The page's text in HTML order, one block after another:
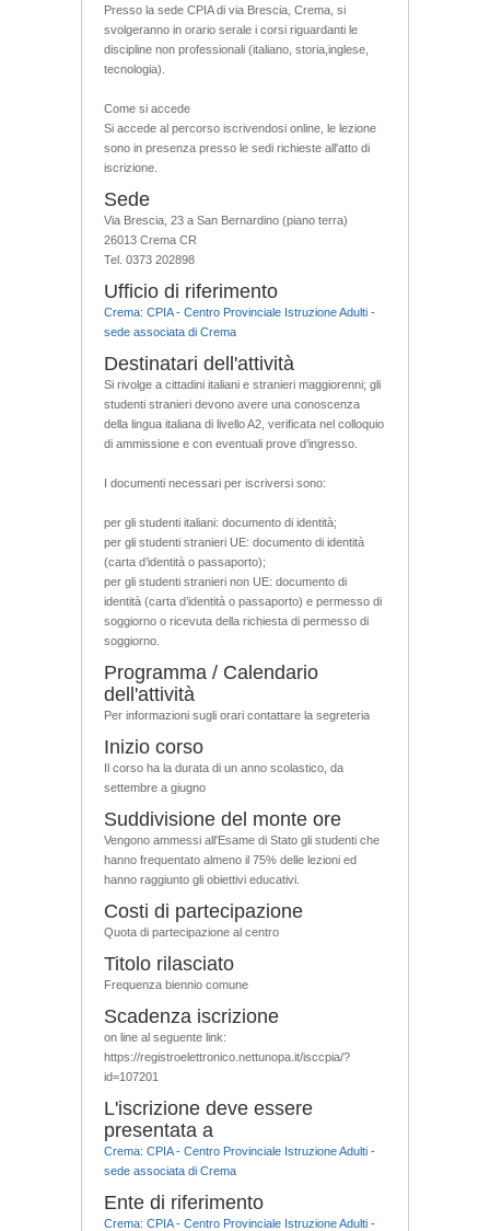
Presso la sede CPIA di via Brescia, Crema, si
svolgeranno in orario serale i corsi riguardanti le
discipline non professionali (italiano, storia,inglese,
tecnologia).
Come si accede
Si accede al percorso iscrivendosi online, le lezione
sono in presenza presso le sedi richieste all'atto di
iscrizione.
Sede
Via Brescia, 23 a San Bernardino (piano terra)
26013 Crema CR
Tel. 0373 202898
Ufficio di riferimento
Crema: CPIA - Centro Provinciale Istruzione Adulti -
sede associata di Crema
Destinatari dell'attività
Si rivolge a cittadini italiani e stranieri maggiorenni; gli
studenti stranieri devono avere una conoscenza
della lingua italiana di livello A2, verificata nel colloquio
di ammissione e con eventuali prove d’ingresso.
I documenti necessari per iscriversi sono:
per gli studenti italiani: documento di identità;
per gli studenti stranieri UE: documento di identità
(carta d’identità o passaporto);
per gli studenti stranieri non UE: documento di
identità (carta d’identità o passaporto) e permesso di
soggiorno o ricevuta della richiesta di permesso di
soggiorno.
Programma / Calendario
dell'attività
Per informazioni sugli orari contattare la segreteria
Inizio corso
Il corso ha la durata di un anno scolastico, da
settembre a giugno
Suddivisione del monte ore
Vengono ammessi all'Esame di Stato gli studenti che
hanno frequentato almeno il 75% delle lezioni ed
hanno raggiunto gli obiettivi educativi.
Costi di partecipazione
Quota di partecipazione al centro
Titolo rilasciato
Frequenza biennio comune
Scadenza iscrizione
on line al seguente link:
https://registroelettronico.nettunopa.it/isccpia/?
id=107201
L'iscrizione deve essere
presentata a
Crema: CPIA - Centro Provinciale Istruzione Adulti -
sede associata di Crema
Ente di riferimento
Crema: CPIA - Centro Provinciale Istruzione Adulti -